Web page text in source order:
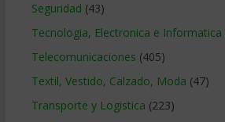
Seguridad (43)
Tecnologia, Electronica e Informatica
Telecomunicaciones (405)
Textil, Vestido, Calzado, Moda (47)
Transporte y Logistica (223)